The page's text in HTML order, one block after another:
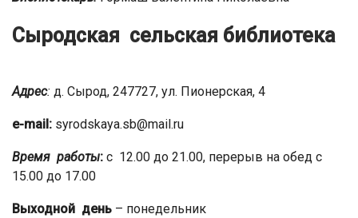
Сыродская сельская библиотека
Адрес: д. Сырод, 247727, ул. Пионерская, 4
e-mail: syrodskaya.sb@mail.ru
Время работы: с 12.00 до 21.00, перерыв на обед с
15.00 до 17.00
Выходной день – понедельник